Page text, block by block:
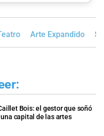
Arte Expandido
Bois: el gestor que soñó
capital de las artes